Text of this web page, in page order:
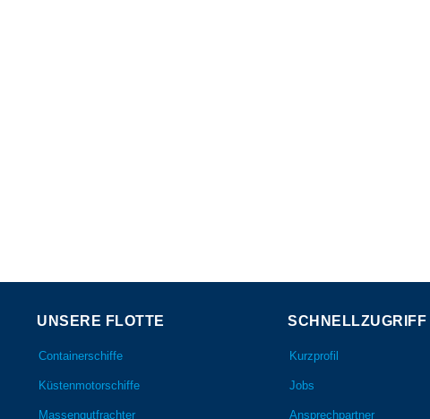
UNSERE FLOTTE
Containerschiffe
Küstenmotorschiffe
Massengutfrachter
SCHNELLZUGRIFF
Kurzprofil
Jobs
Ansprechpartner